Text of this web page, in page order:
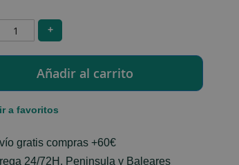
+
a favoritos
gratis compras +60€
24/72H. Peninsula y Baleares